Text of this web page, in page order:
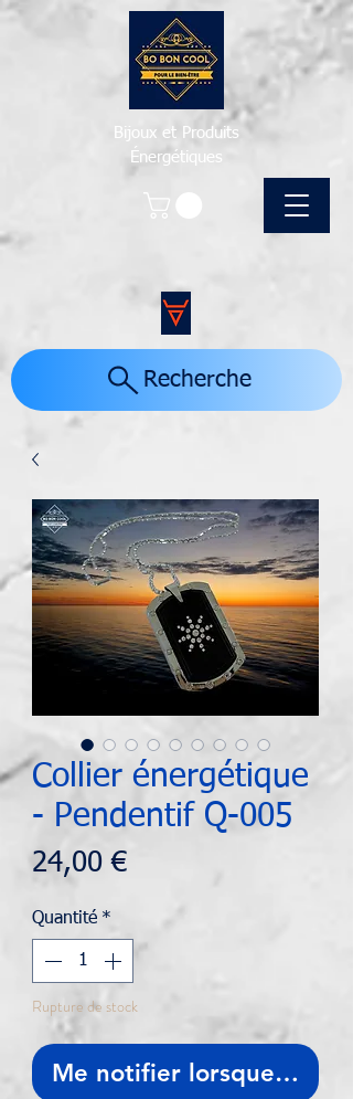
Bijoux et Produits
Énergétiques
Recherche
Collier énergétique
- Pendentif Q-005
24,00 €Prix
Quantité *
Rupture de stock
Me notifier lorsque cet